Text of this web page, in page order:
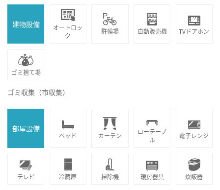
建物設備
オートロッ
ク
駐輪場 自動販売機 TVドアホン
ゴミ捨て場
ゴミ収集（市収集）
部屋設備
ベッド カーテン
ローテーブ
ル
電子レンジ
テレビ 冷蔵庫 掃除機 暖房器具 炊飯器